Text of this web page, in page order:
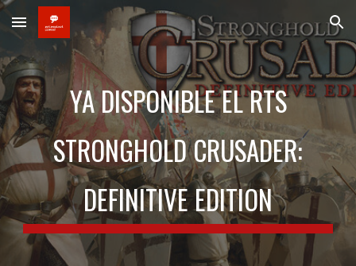
Skip to main content Skip to navigation
YA DISPONIBLE EL RTS
STRONGHOLD CRUSADER:
DEFINITIVE EDITION